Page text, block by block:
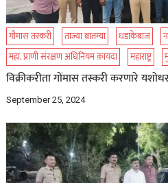
गौमास तस्करी ताज्या बातम्या धडाकेबाज
महा. प्राणी संरक्षण अधिनियम क़ायदा
महाराष्ट्र
विक्रीकरीता गोंमास तस्करी करणारे
September 25, 2024